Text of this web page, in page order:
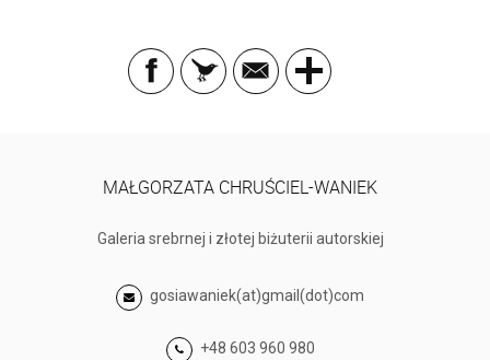
MAŁGORZATA CHRUŚCIEL-WANIEK
Galeria srebrnej i złotej biżuterii autorskiej
gosiawaniek(at)gmail(dot)com
+48 603 960 980